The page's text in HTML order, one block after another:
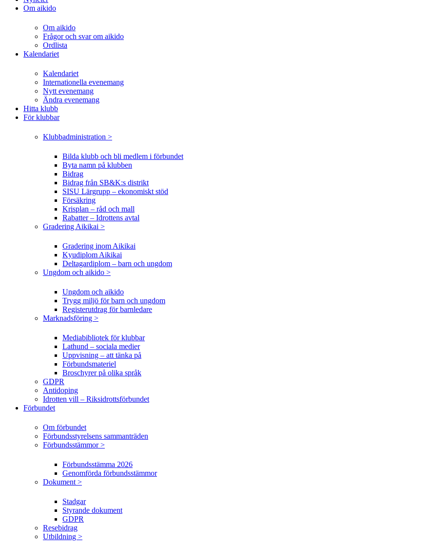
Om aikido
Om aikido
Frågor och svar om aikido
Ordlista
Kalendariet
Kalendariet
Internationella evenemang
Nytt evenemang
Ändra evenemang
Hitta klubb
För klubbar
Klubbadministration >
Bilda klubb och bli medlem i förbundet
Byta namn på klubben
Bidrag
Bidrag från SB&K:s distrikt
SISU Lärgrupp – ekonomiskt stöd
Försäkring
Krisplan – råd och mall
Rabatter – Idrottens avtal
Gradering Aikikai >
Gradering inom Aikikai
Kyudiplom Aikikai
Deltagardiplom – barn och ungdom
Ungdom och aikido >
Ungdom och aikido
Trygg miljö för barn och ungdom
Registerutdrag för barnledare
Marknadsföring >
Mediabibliotek för klubbar
Lathund – sociala medier
Uppvisning – att tänka på
Förbundsmateriel
Broschyrer på olika språk
GDPR
Antidoping
Idrotten vill – Riksidrottsförbundet
Förbundet
Om förbundet
Förbundsstyrelsens sammanträden
Förbundsstämmor >
Förbundsstämma 2026
Genomförda förbundsstämmor
Dokument >
Stadgar
Styrande dokument
GDPR
Resebidrag
Utbildning >